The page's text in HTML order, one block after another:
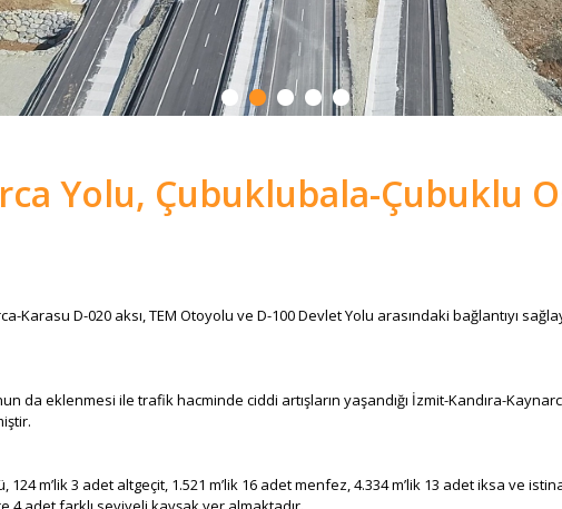
Yolu, Çubuklubala-Çubuklu
Karasu D-020 aksı, TEM Otoyolu ve D-100 Devlet Yolu arasındaki bağlantıyı
da eklenmesi ile trafik hacminde ciddi artışların yaşandığı İzmit-Kandıra-
124 m’lik 3 adet altgeçit, 1.521 m’lik 16 adet menfez, 4.334 m’lik 13 adet iksa ve